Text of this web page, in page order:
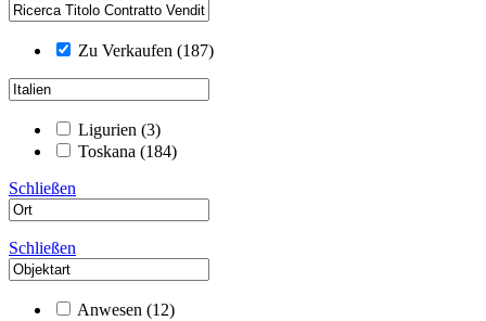
Zu Verkaufen (187)
Ligurien (3)
Toskana (184)
Schließen
Schließen
Anwesen (12)